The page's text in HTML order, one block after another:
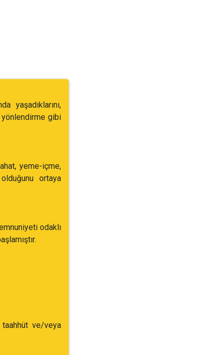
yaşadıklarını,
gibi
yeme-içme,
ortaya
odaklı
taahhüt ve/veya